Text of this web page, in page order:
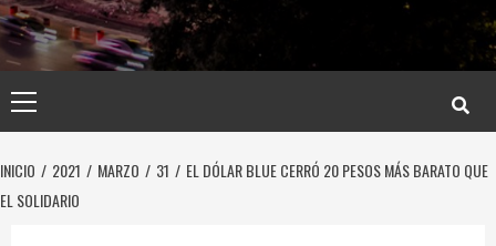
principal
INICIO 2021 MARZO 31
EL DÓLAR BLUE CERRÓ 20 PESOS MÁS BARATO QUE
EL SOLIDARIO